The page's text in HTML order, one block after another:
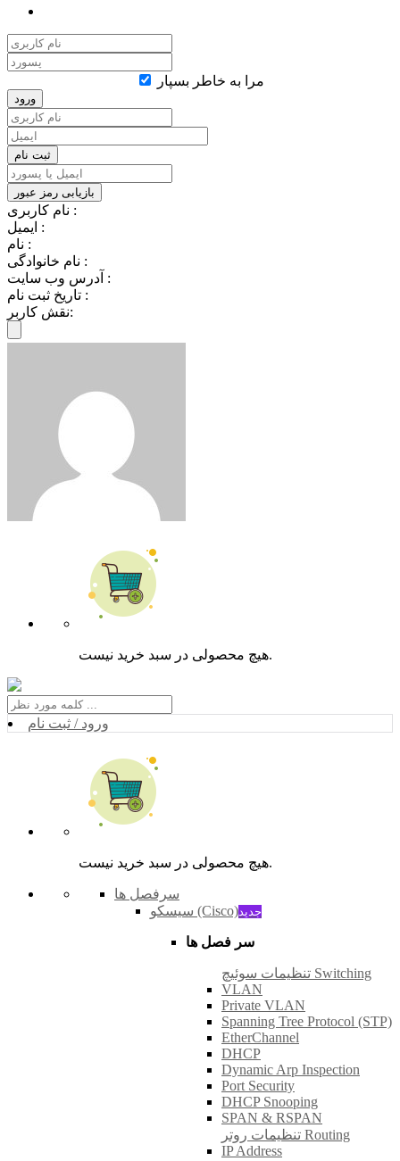
مرا به خاطر بسپار
نام کاربری :
ایمیل :
نام :
نام خانوادگی :
آدرس وب سایت :
تاریخ ثبت نام :
نقش کاربر:
هیچ محصولی در سبد خرید نیست.
ورود / ثبت نام
هیچ محصولی در سبد خرید نیست.
سرفصل ها
سیسکو (Cisco)جدید
سر فصل ها
تنظیمات سوئیچ Switching
VLAN
Private VLAN
Spanning Tree Protocol (STP)
EtherChannel
DHCP
Dynamic Arp Inspection
Port Security
DHCP Snooping
SPAN & RSPAN
تنظیمات روتر Routing
IP Address